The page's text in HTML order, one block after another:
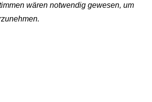
wären notwendig gewesen, um